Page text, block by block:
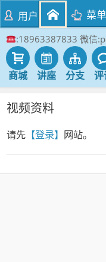
:18963387833 微信
商城 讲座 分支 评
用户 菜
视频资料
请先 【登录】 网站。